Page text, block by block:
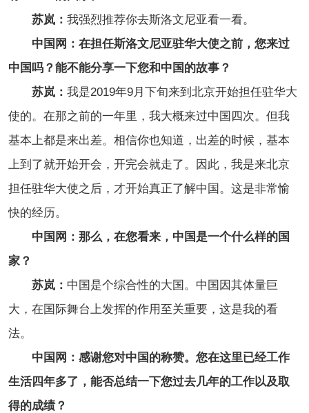
苏岚： 我强烈推荐你去斯洛文尼亚看一看。
中国网：在担任斯洛文尼亚驻华大使之前，您来过
中国吗？能不能分享一下您和中国的故事？
苏岚： 我是2019年9月下旬来到北京开始担任驻华大
使的。在那之前的一年里，我大概来过中国四次。但我
基本上都是来出差。相信你也知道，出差的时候，基本
上到了就开始开会，开完会就走了。因此，我是来北京
担任驻华大使之后，才开始真正了解中国。这是非常愉
快的经历。
中国网：那么，在您看来，中国是一个什么样的国
家？
苏岚： 中国是个综合性的大国。中国因其体量巨
大，在国际舞台上发挥的作用至关重要，这是我的看
法。
中国网：感谢您对中国的称赞。您在这里已经工作
生活四年多了，能否总结一下您过去几年的工作以及取
得的成绩？